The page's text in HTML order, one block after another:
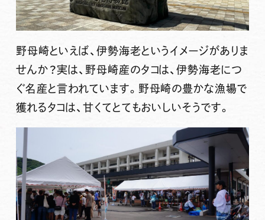
野母崎といえば、伊勢海老というイメージがありま
せんか？実は、 野母崎産のタコは、伊勢海老につ
ぐ名産と言われています。野母崎の豊かな漁場で
獲れるタコは、甘くてとてもおいしいそうです。